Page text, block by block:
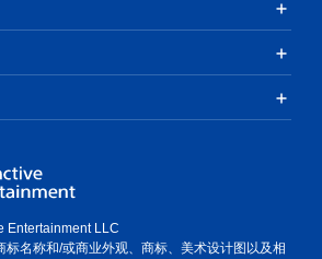
Entertainment LLC
标名称和/或商业外观、商标、美术设计图以及相